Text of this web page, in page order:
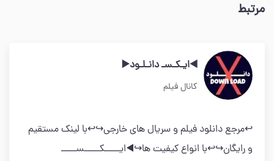
مرتبط
◀️ایـکـسـ دانـلـود▶️
کانال فیلم
↩️مرجع دانلود فیلم و سریال های خارجی↪️↩️با لینک مستقیم
و رایگان↪️↩️با انواع کیفیت ها↪️◀️ایـــــکـــــســـــ